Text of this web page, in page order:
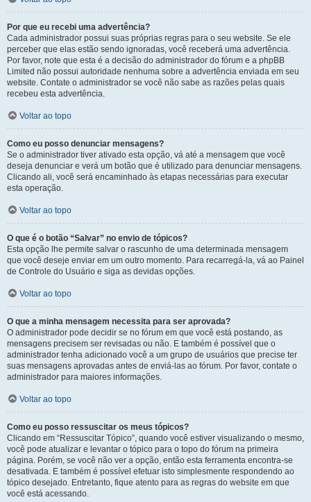
Por que eu recebi uma advertência?
Cada administrador possui suas próprias regras para o seu website. Se ele
perceber que elas estão sendo ignoradas, você receberá uma advertência.
Por favor, note que esta é a decisão do administrador do fórum e a phpBB
Limited não possui autoridade nenhuma sobre a advertência enviada em seu
website. Contate o administrador se você não sabe as razões pelas quais
recebeu esta advertência.
Voltar ao topo
Como eu posso denunciar mensagens?
Se o administrador tiver ativado esta opção, vá até a mensagem que você
deseja denunciar e verá um botão que é utilizado para denunciar mensagens.
Clicando ali, você será encaminhado às etapas necessárias para executar
esta operação.
Voltar ao topo
O que é o botão “Salvar” no envio de tópicos?
Esta opção lhe permite salvar o rascunho de uma determinada mensagem
que você deseje enviar em um outro momento. Para recarregá-la, vá ao Painel
de Controle do Usuário e siga as devidas opções.
Voltar ao topo
O que a minha mensagem necessita para ser aprovada?
O administrador pode decidir se no fórum em que você está postando, as
mensagens precisem ser revisadas ou não. E também é possível que o
administrador tenha adicionado você a um grupo de usuários que precise ter
suas mensagens aprovadas antes de enviá-las ao fórum. Por favor, contate o
administrador para maiores informações.
Voltar ao topo
Como eu posso ressuscitar os meus tópicos?
Clicando em “Ressuscitar Tópico”, quando você estiver visualizando o mesmo,
você pode atualizar e levantar o tópico para o topo do fórum na primeira
página. Porém, se você não ver a opção, então esta ferramenta encontra-se
desativada. E também é possível efetuar isto simplesmente respondendo ao
tópico desejado. Entretanto, fique atento para as regras do website em que
você está acessando.